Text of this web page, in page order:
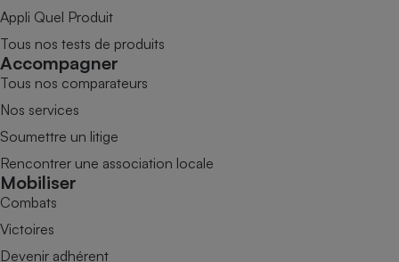
Appli Quel Produit
Tous nos tests de produits
Accompagner
Tous nos comparateurs
Nos services
Soumettre un litige
Rencontrer une association locale
Mobiliser
Combats
Victoires
Devenir adhérent